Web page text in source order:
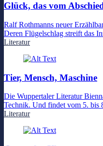
Glück, das vom
Ralf Rothmanns neuer
Deren Flügelschlag streift das
Literatur
Tier, Mensch, Maschine
Die Wuppertaler Literatur
Technik. Und findet vom 5. bis
Literatur